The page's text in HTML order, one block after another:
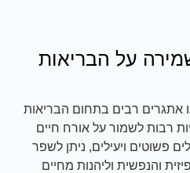
על הבריאות
אתגרים רבים בתחום הבריאות
רבות לשמור על אורח חיים
פשוטים ויעילים, ניתן לשפר
והנפשית וליהנות מחיים